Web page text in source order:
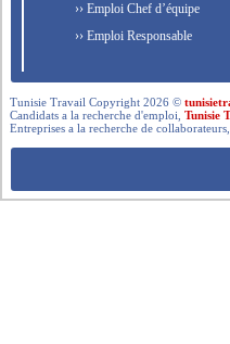
›› Emploi Chef d’équipe
›› Emploi Responsable
Tunisie Travail Copyright 2026 ©
Candidats a la recherche d'emploi,Tunisie
Entreprises a la recherche de